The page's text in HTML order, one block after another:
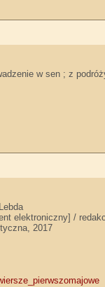
w sen ; z
elektroniczny] /
2017